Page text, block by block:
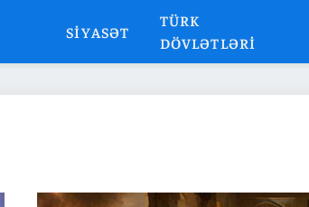
SIYASƏT
TÜRK
DÖVLƏTLƏRI